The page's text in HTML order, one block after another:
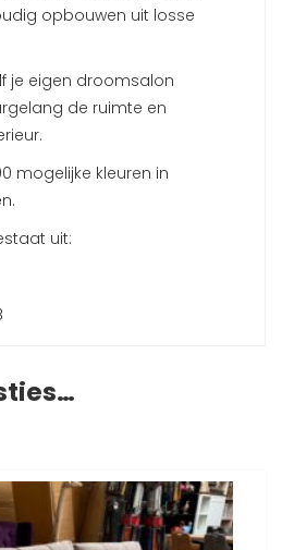
opbouwen uit losse
je eigen droomsalon
de ruimte en
mogelijke kleuren in
uit: